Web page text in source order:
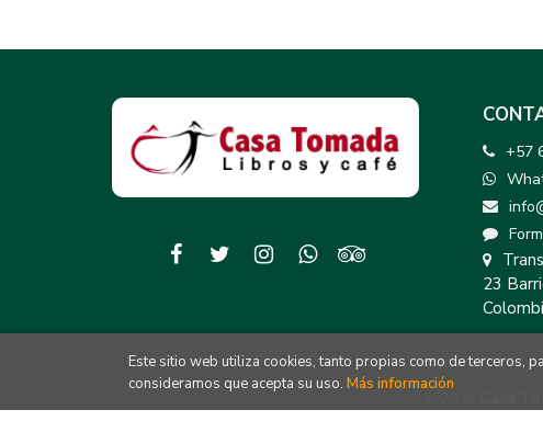
+57
23
Este sitio web utiliza cookies, tanto propias como de terceros,
consideramos que acepta su uso. Más información